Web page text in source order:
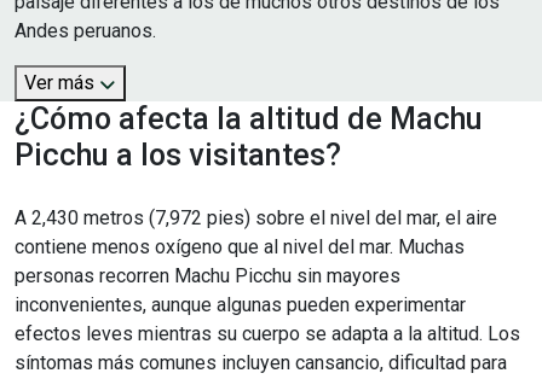
Andes peruanos.
Ver más
¿Cómo afecta la altitud de Machu
Picchu a los visitantes?
A 2,430 metros (7,972 pies) sobre el nivel del mar, el aire
contiene menos oxígeno que al nivel del mar. Muchas
personas recorren Machu Picchu sin mayores
inconvenientes, aunque algunas pueden experimentar
efectos leves mientras su cuerpo se adapta a la altitud. Los
síntomas más comunes incluyen cansancio, dificultad para